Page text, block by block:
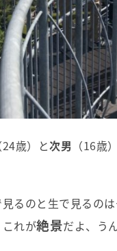
24歳）と次男 （16歳
見るのと生で見るの
れが絶景だよ、うん